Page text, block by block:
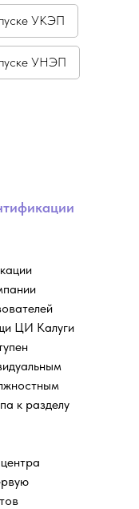
УКЭП
УНЭП
ЦИ Калуги
к разделу